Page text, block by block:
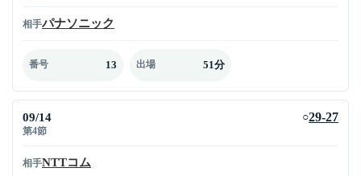
相手パナソニック
番号 13 出場 51分
09/14
第4節
○29-27
相手NTTコム